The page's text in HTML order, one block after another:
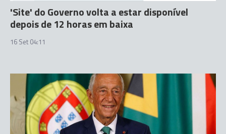
'Site' do Governo volta a estar disponível
depois de 12 horas em baixa
16 Set 04:11